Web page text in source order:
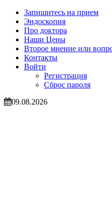
Запишитесь на прием
Эндоскопия
Про доктора
Наши Цены
Второе мнение или
Контакты
Войти
Регистрация
Сброс пароля
09.08.2026